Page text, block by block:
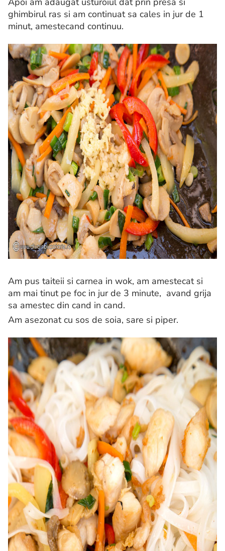
ghimbirul ras si am continuat sa cales in jur de 1
minut, amestecand continuu.
Am pus taiteii si carnea in wok, am amestecat si
am mai tinut pe foc in jur de 3 minute, avand grija
sa amestec din cand in cand.
Am asezonat cu sos de soia, sare si piper.